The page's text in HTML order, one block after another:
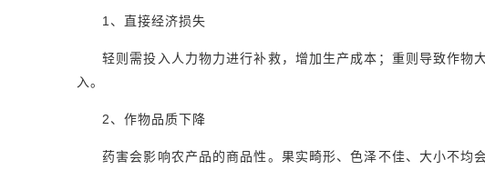
1、直接经济损失
轻则需投入人力物力进行补救，增加生产成本；重则导致作
入。
2、作物品质下降
药害会影响农产品的商品性。果实畸形、色泽不佳、大小不